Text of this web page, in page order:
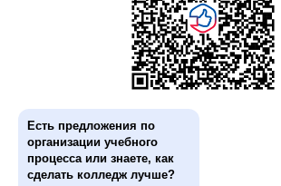
Есть предложения по
организации учебного
процесса или знаете, как
сделать колледж лучше?